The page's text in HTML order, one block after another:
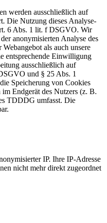
werden ausschließlich auf
Die Nutzung dieses Analyse-
6 Abs. 1 lit. f DSGVO. Wir
anonymisierten Analyse des
als auch unsere
entsprechende Einwilligung
ausschließlich auf
und § 25 Abs. 1
Speicherung von Cookies
Endgerät des Nutzers (z. B.
TDDDG umfasst. Die
IP. Ihre IP-Adresse
nicht mehr direkt zugeordnet